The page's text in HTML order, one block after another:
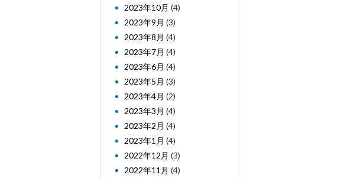
2023年10月 (4)
2023年9月 (3)
2023年8月 (4)
2023年7月 (4)
2023年6月 (4)
2023年5月 (3)
2023年4月 (2)
2023年3月 (4)
2023年2月 (4)
2023年1月 (4)
2022年12月 (3)
2022年11月 (4)